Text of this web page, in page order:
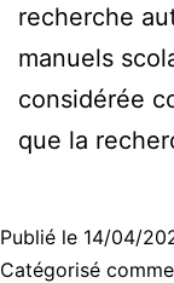
recherche
manuels
considérée
que la
Publié le 14/04/
Catégorisé comme